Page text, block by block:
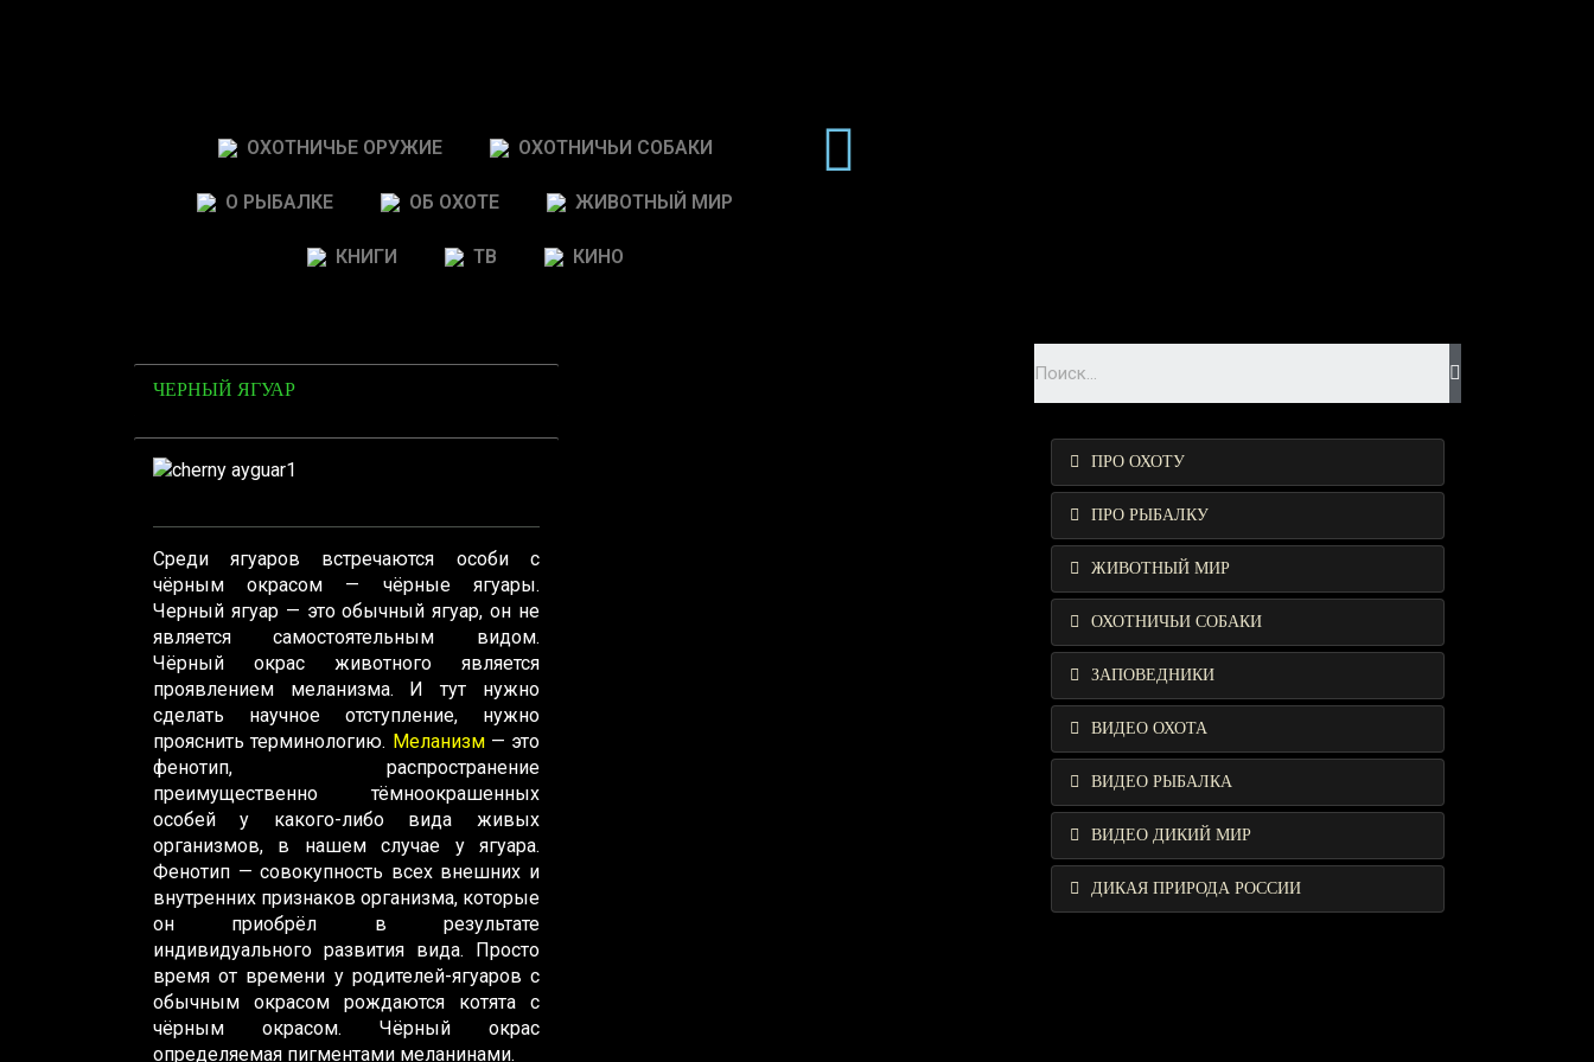
ОХОТНИЧЬЕ ОРУЖИЕ ОХОТНИЧЬИ СОБАКИ
О РЫБАЛКЕ ОБ ОХОТЕ ЖИВОТНЫЙ МИР
КНИГИ ТВ КИНО
ЧЕРНЫЙ ЯГУАР
Среди ягуаров встречаются особи с
чёрным окрасом — чёрные ягуары.
Черный ягуар — это обычный ягуар, он не
является самостоятельным видом.
Чёрный окрас животного является
проявлением меланизма. И тут нужно
сделать научное отступление, нужно
прояснить терминологию. Меланизм— это
фенотип, распространение
преимущественно тёмноокрашенных
особей у какого-либо вида живых
организмов, в нашем случае у ягуара.
Фенотип — совокупность всех внешних и
внутренних признаков организма, которые
он приобрёл в результате
индивидуального развития вида. Просто
время от времени у родителей-ягуаров с
обычным окрасом рождаются котята с
чёрным окрасом. Чёрный окрас
определяемая пигментами меланинами.
ПРО ОХОТУ
ПРО РЫБАЛКУ
ЖИВОТНЫЙ МИР
ОХОТНИЧЬИ СОБАКИ
ЗАПОВЕДНИКИ
ВИДЕО ОХОТА
ВИДЕО РЫБАЛКА
ВИДЕО ДИКИЙ МИР
ДИКАЯ ПРИРОДА РОССИИ